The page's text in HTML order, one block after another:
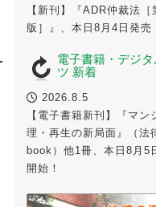
【新刊】『ADR仲裁法［
版］』、本日8月4日発売
電子書籍・デジ
ツ 新着
2026.8.5
【電子書籍新刊】『マン
理・再生の新局面』（法
book）他1冊、本日8月5
開始！